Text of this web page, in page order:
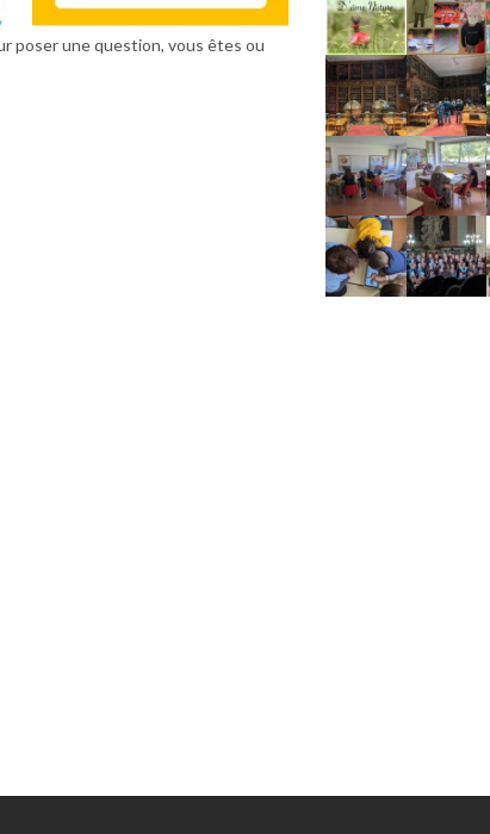
poser une question, vous êtes ou